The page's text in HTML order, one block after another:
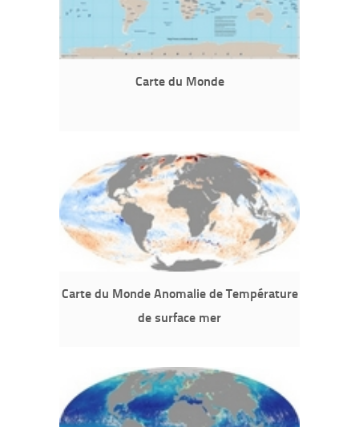
Carte du Monde
Carte du Monde Anomalie de Température
de surface mer